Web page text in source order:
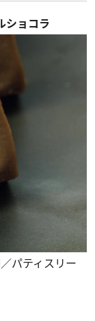
ショコラ
パティスリー